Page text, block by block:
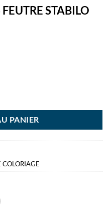
STABILO
PANIER
COLORIAGE